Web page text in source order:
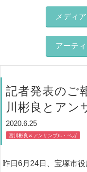
メディ
アーテ
記者発表の
川彬良とアン
2020.6.25
宮川彬良＆アンサンブル・ベガ
昨日6月24日、宝塚市